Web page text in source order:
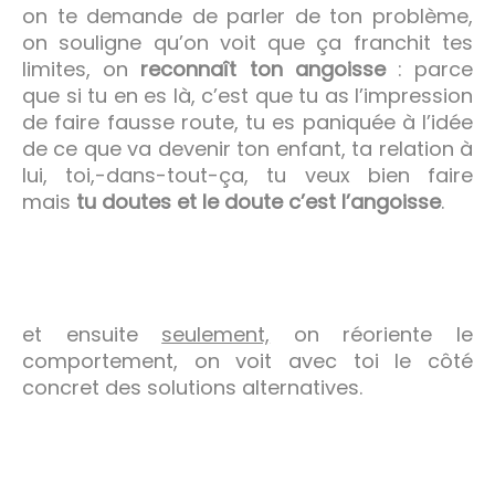
on te demande de parler de ton problème,
on souligne qu’on voit que ça franchit tes
limites, on reconnaît ton angoisse: parce
que si tu en es là, c’est que tu as l’impression
de faire fausse route, tu es paniquée à l’idée
de ce que va devenir ton enfant, ta relation à
lui, toi,-dans-tout-ça, tu veux bien faire
mais tu doutes et le doute c’est l’angoisse.
et ensuite seulement, on réoriente le
comportement, on voit avec toi le côté
concret des solutions alternatives.